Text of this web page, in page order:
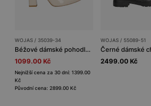
WOJAS / 35039-34
Béžové dámské pohodlné lodičky na vysokém podpatku
1099.00 Kč
Nejnižší cena za 30 dní: 1399.00
Kč
Původní cena: 2899.00 Kč
WOJAS / 55089-51
2499.00 Kč